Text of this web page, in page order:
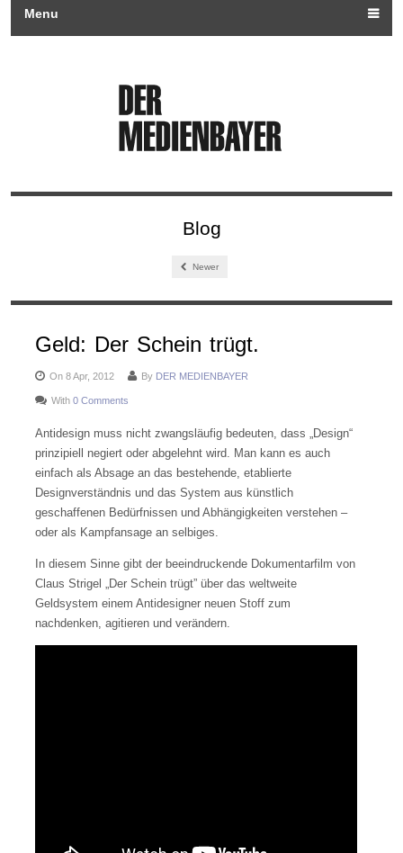
Menu
Blog
Newer
Geld: Der Schein trügt.
On 8 Apr, 2012 By DER MEDIENBAYER
With 0 Comments
Antidesign muss nicht zwangsläufig bedeuten, dass „Design“
prinzipiell negiert oder abgelehnt wird. Man kann es auch
einfach als Absage an das bestehende, etablierte
Designverständnis und das System aus künstlich
geschaffenen Bedürfnissen und Abhängigkeiten verstehen –
oder als Kampfansage an selbiges.
In diesem Sinne gibt der beeindruckende Dokumentarfilm von
Claus Strigel „Der Schein trügt” über das weltweite
Geldsystem einem Antidesigner neuen Stoff zum
nachdenken, agitieren und verändern.